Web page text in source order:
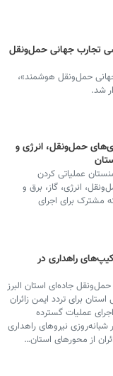
جهانی حمل‌ونقل
حمل‌ونقل هوشمند»،
شد.
حمل‌ونقل، انرژی و
عملیاتی‌ کردن
انرژی، گاز، برق و
مشترک برای اجرای
راهداری در
جاده‌ای استان البرز
برای تردد ایمن زائران
عملیات گسترده
شبانه‌روزی نیروهای راهداری
از محورهای استان…